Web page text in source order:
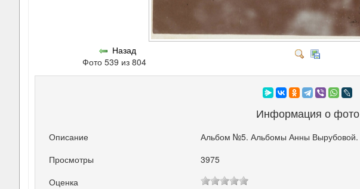
Назад
Фото 539 из 804
Информация о фото
Описание
Альбом №5. Альбомы Анны Вырубовой.
Просмотры
3975
Оценка